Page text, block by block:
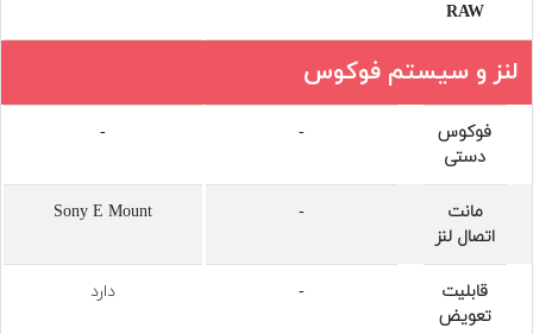
RAW
لنز و سیستم فوکوس
فوکوس
دستی
-
-
مانت
اتصال لنز
-
Sony E Mount
قابلیت
تعویض
- دارد